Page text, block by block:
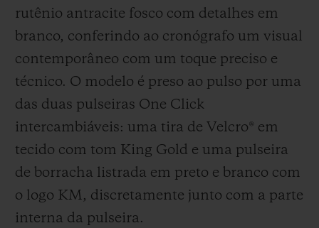
rutênio antracite fosco com detalhes em
branco, conferindo ao cronógrafo um visual
contemporâneo com um toque preciso e
técnico. O modelo é preso ao pulso por uma
das duas pulseiras One Click
intercambiáveis: uma tira de Velcro® em
tecido com tom King Gold e uma pulseira
de borracha listrada em preto e branco com
o logo KM, discretamente junto com a parte
interna da pulseira.